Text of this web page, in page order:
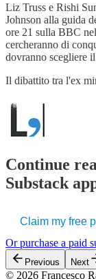
Liz Truss e Rishi
Johnson alla guida
ore 21 sulla BBC
cercheranno di
dovranno scegliere
Il dibattito tra l'ex
Continue
Substack
Claim my free
Or purchase a paid
Previous Next
© 2026 Francesco